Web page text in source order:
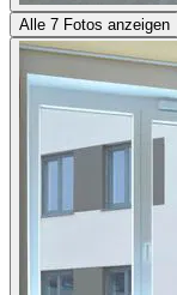
Alle 7 Fotos anzeigen